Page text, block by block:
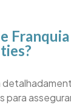
para